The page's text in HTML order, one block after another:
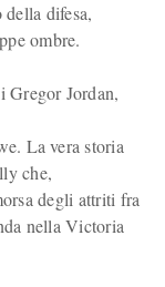
difesa,
ombre.
Gregor Jordan,
La vera storia
che,
degli attriti fra
nella Victoria